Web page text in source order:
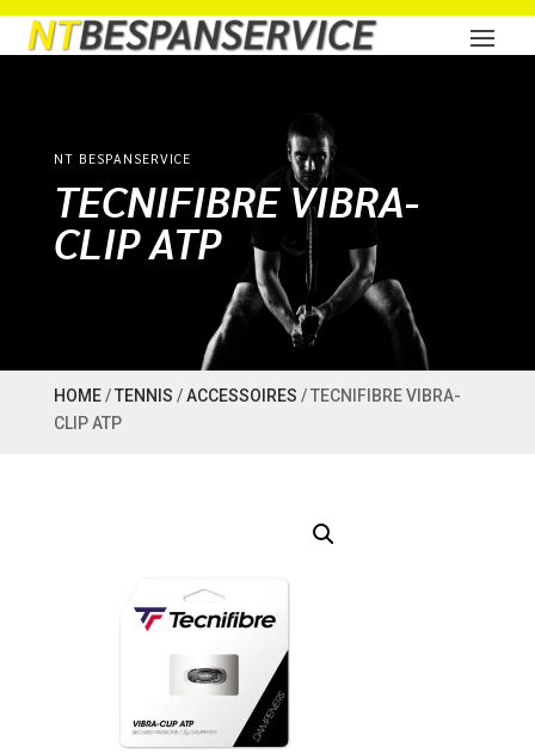
NT BESPANSERVICE
TECNIFIBRE VIBRA-
CLIP ATP
HOME/TENNIS /ACCESSOIRES / TECNIFIBRE VIBRA-
CLIP ATP